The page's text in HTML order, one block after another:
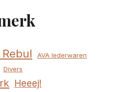
AVA lederwaren
Divers
Heeej!